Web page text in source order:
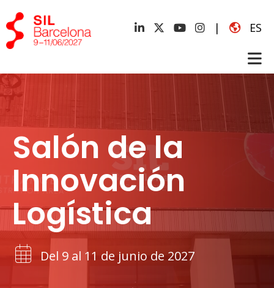
| ES
Salón de la
Innovación
Logística
Del 9 al 11 de junio de 2027